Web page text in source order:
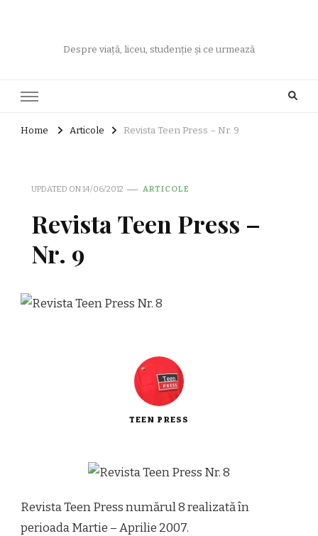
Despre viață, liceu, studenție și ce urmează
Home Articole Revista Teen Press – Nr. 9
UPDATED ON14/06/2012 ARTICOLE
Revista Teen Press –
Nr. 9
TEEN PRESS
Revista Teen Press numărul 8 realizată în
perioada Martie – Aprilie 2007.